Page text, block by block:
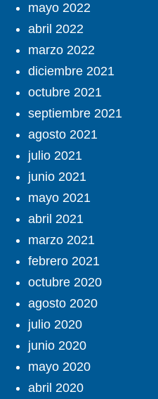
mayo 2022
abril 2022
marzo 2022
diciembre 2021
octubre 2021
septiembre 2021
agosto 2021
julio 2021
junio 2021
mayo 2021
abril 2021
marzo 2021
febrero 2021
octubre 2020
agosto 2020
julio 2020
junio 2020
mayo 2020
abril 2020